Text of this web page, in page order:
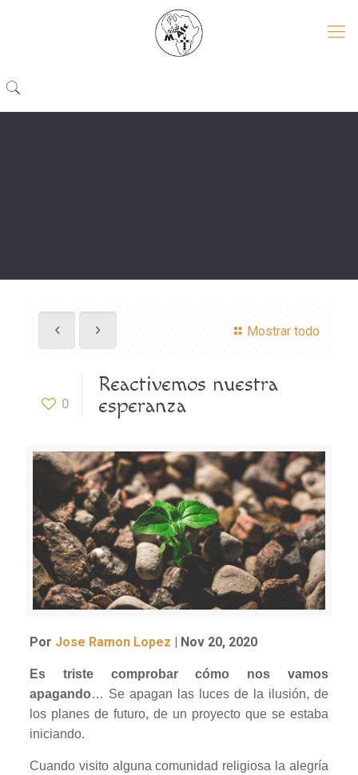
Mostrar todo
0
Reactivemos nuestra
esperanza
Por Jose Ramon Lopez Nov 20, 2020
Es triste comprobar cómo nos vamos
apagando… Se apagan las luces de la ilusión, de
los planes de futuro, de un proyecto que se estaba
iniciando.
Cuando visito alguna comunidad religiosa la alegría